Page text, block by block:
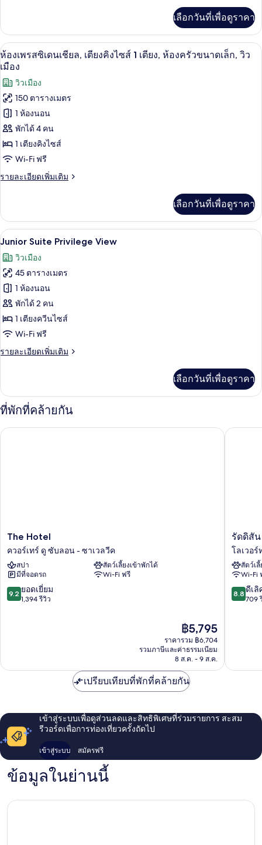
ไซส์
เตียง
เกี่ยว
กับ
ห้อง
พรีเมียม,
ควีน
ไซส์
เตียง
เลือกวันที่เพื่อดูราคา
เปิด
ภาพถ่าย
ทั้งหมด
ของ
ห้อง
เพรส
ซิ
เตียง
คิง
ไซส์
1
เตียง,
ห้อง
ครัว
ขนาด
เล็ก,
เมือง
ห้องเพรสซิเดนเชียล, เตียงคิงไซส์ 1 เ
7
ห้องเพรสซิเดนเชียล, เตียงคิงไซส์ 1 เตียง, ห้องครัวขนาดเล็ก, วิว
เมือง
วิวเมือง
150 ตารางเมตร
1 ห้องนอน
พักได้ 4 คน
1 เตียงคิงไซส์
Wi-Fi ฟรี
รายละเอียดเพิ่มเติม
ราย
เกี่ยว
กับ
ห้อง
ซิ
เดน
เชีย
ล,
เตียง
คิง
ไซส์
ห้อง
เล็ก,
วิว
เมือง
เลือกวันที่เพื่อดูราคา
เปิด
ภาพถ่าย
ทั้งหมด
ของ
Junior
Suite
Privilege
Junior Suite Privilege View | เครื่อง
7
Junior Suite Privilege View
วิวเมือง
45 ตารางเมตร
1 ห้องนอน
พักได้ 2 คน
1 เตียงควีนไซส์
Wi-Fi ฟรี
รายละเอียดเพิ่มเติม
ราย
เกี่ยว
กับ
Junior
Privilege
เลือกวันที่เพื่อดูราคา
ที่พักที่คล้ายกัน
The
Hotel
ค
วอร์
เทร์
ดู
ซับ
The Hotel
ควอร์เทร์ ดู ซับลอน - ซาเวลวีค
สปา
สัตว์เลี้ยงเข้าพักได้
มีที่จอดรถ
Wi-Fi ฟรี
9.2
จาก
9.2 ยอดเยี่ยม
1,394 รีวิว
ราคา
ปัจจุบัน
คือ
฿5,795
฿5,795
ราคารวม ฿6,704
รวมภาษีและค่าธรรมเนียม
8 ส.ค. - 9 ส.ค.
The Hotel
รัด
ดิ
สัน
คอลเล
แก
รนด์
เพลส
รัดดิสั
โลเวอ
สัตว์เ
Wi-Fi
8.8
จาก
8.8 ดีเลิ
709
รัดดิสัน
เปรียบเทียบที่พักที่คล้ายกัน
เข้าสู่ระบบเพื่อดูส่วนลดและสิทธิพิเศษที่ร่วมรายการ สะสม
รีวอร์ดเพื่อการท่องเที่ยวครั้งถัดไป
เข้าสู่ระบบ สมัครฟรี
ข้อมูลในย่านนี้